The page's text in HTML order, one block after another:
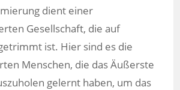
dient einer
Gesellschaft, die auf
ist. Hier sind es die
Menschen, die das Äußerste
gelernt haben, um das